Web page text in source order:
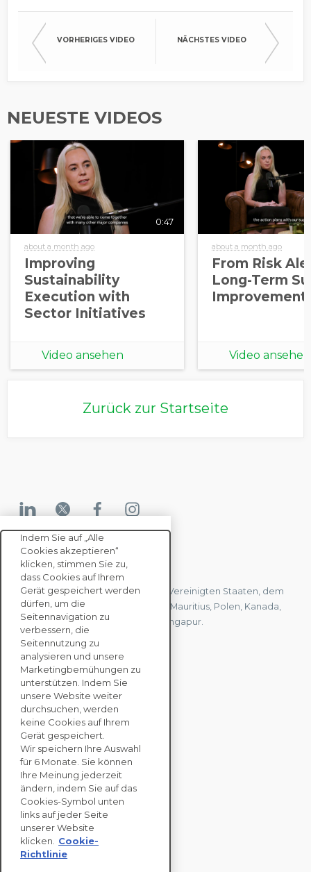
VORHERIGES VIDEO NÄCHSTES VIDEO
NEUESTE VIDEOS
0:47
about a month ago
Improving
Sustainability
Execution with
Sector Initiatives
Video ansehen
about a month ago
From Risk
Long-Term
Improvement
Video ansehen
Zurück zur Startseite
KONTAKTIEREN SIE UNS
Wir haben Büros in Frankreich, den Vereinigten Staaten, dem
Vereinigten Königreich, Hongkong, Mauritius, Polen, Kanada,
Deutschland, Japan, Spanien und Singapur.
KONTAKTIEREN SIE
UNS
UNTERNEHMENS
LÖSUNGEN
NACHHALTIGKEITS
BEWERTUNGEN
RESSOURCEN
ÜBER
Indem Sie auf „Alle
Cookies akzeptieren“
klicken, stimmen Sie zu,
dass Cookies auf Ihrem
Gerät gespeichert werden
dürfen, um die
Seitennavigation zu
verbessern, die
Seitennutzung zu
analysieren und unsere
Marketingbemühungen zu
unterstützen. Indem Sie
unsere Website weiter
durchsuchen, werden
keine Cookies auf Ihrem
Gerät gespeichert.
Wir speichern Ihre Auswahl
für 6 Monate. Sie können
Ihre Meinung jederzeit
ändern, indem Sie auf das
Cookies-Symbol unten
links auf jeder Seite
unserer Website
klicken.
Cookie-
Richtlinie